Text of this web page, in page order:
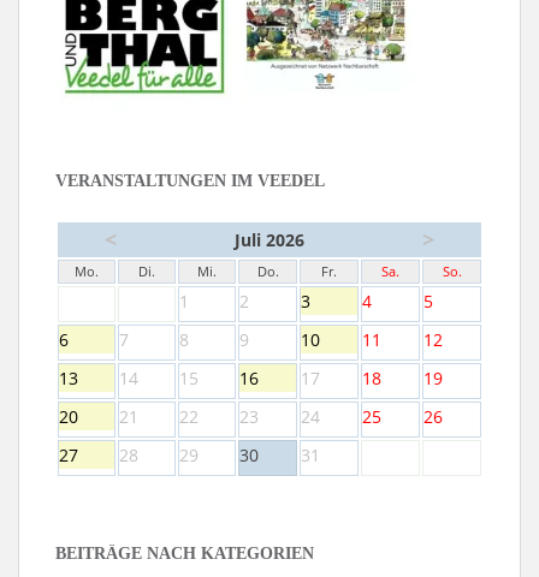
VERANSTALTUNGEN IM VEEDEL
< Juli 2026 >
Mo. Di. Mi. Do. Fr. Sa. So.
1 2 3 4
5
6
7 8 9 10 11
12
13
14 15 16 17 18
19
20
21 22 23 24 25
26
27
28 29 30 31
BEITRÄGE NACH KATEGORIEN